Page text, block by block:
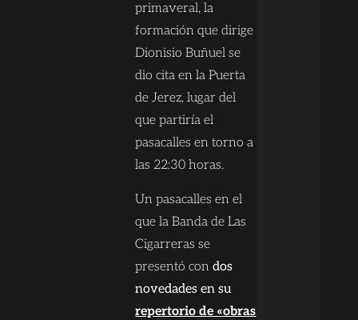
primaveral, la
formación que dirige
Dionisio Buñuel se
dio cita en la Puerta
de Jerez, lugar del
que partiría el
pasacalles en torno a
las 22:30 horas.
Un pasacalles en el
que la Banda de Las
Cigarreras se
presentó condos
novedades en su
repertorio de «obras